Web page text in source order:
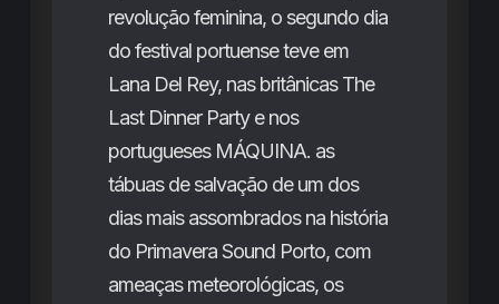
revolução feminina, o segundo dia
do festival portuense teve em
Lana Del Rey, nas britânicas The
Last Dinner Party e nos
portugueses MÁQUINA. as
tábuas de salvação de um dos
dias mais assombrados na história
do Primavera Sound Porto, com
ameaças meteorológicas, os